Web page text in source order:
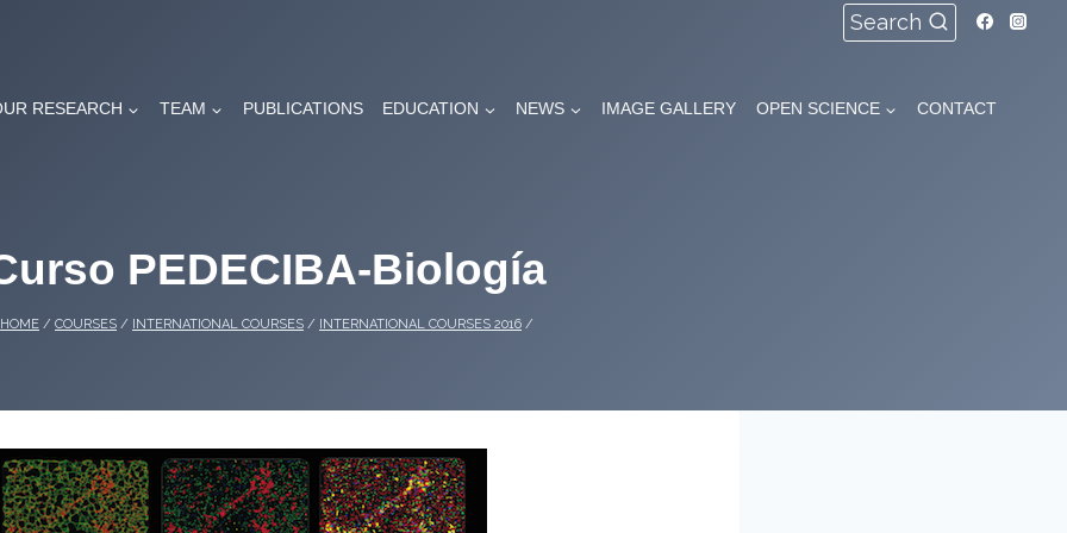
Search
RESEARCH TEAM PUBLICATIONS EDUCATION NEWS IMAGE GALLERY OPEN SCIENCE CONTACT
PEDECIBA-Biología
HOME / COURSES / INTERNATIONAL COURSES / INTERNATIONAL COURSES 2016 /